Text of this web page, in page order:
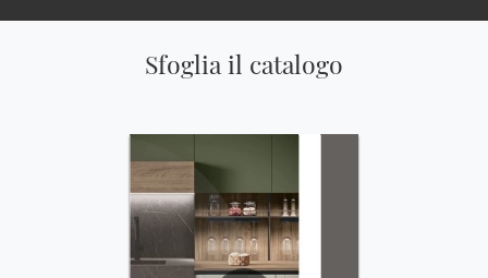
Sfoglia il catalogo